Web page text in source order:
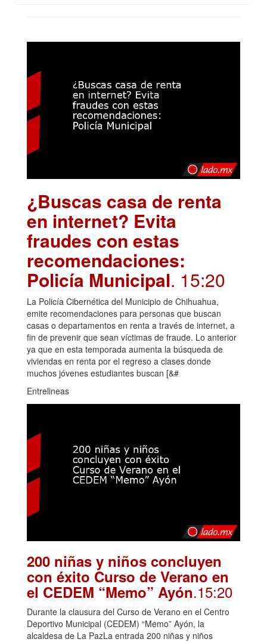
¿Buscas casa de renta
en internet? Evita
fraudes con estas
recomendaciones:
Policía Municipal. 15:20
La Policía Cibernética del Municipio de Chihuahua,
emite recomendaciones para personas que buscan
casas o departamentos en renta a través de internet, a
fin de prevenir que sean víctimas de fraude. Lo anterior
ya que en esta temporada aumenta la búsqueda de
viviendas en renta por el regreso a clases donde
muchos jóvenes estudiantes buscan [&#
Entrelineas
200 niñas y niños concluyen
con éxito Curso de Verano en
el CEDEM “Memo” Ayón.15:20
Durante la clausura del Curso de Verano en el Centro
Deportivo Municipal (CEDEM) “Memo” Ayón, la
alcaldesa de La PazLa entrada 200 niñas y niños